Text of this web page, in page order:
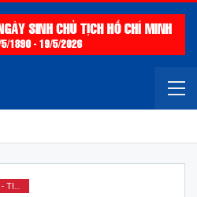
THÔNG TIN KINH TẾ - TIÊU DÙNG & CUỘC SỐNG